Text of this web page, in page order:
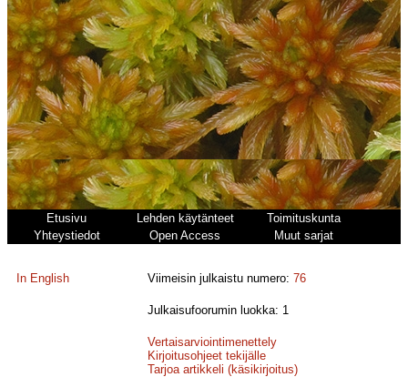
Etusivu Lehden käytänteet
Toimituskunta
Yhteystiedot
Open Access Muut sarjat
In English Viimeisin julkaistu numero:76
Julkaisufoorumin luokka: 1
Vertaisarviointimenettely
Kirjoitusohjeet tekijälle
Tarjoa artikkeli (käsikirjoitus)